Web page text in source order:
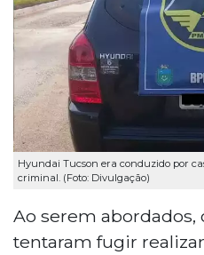
Hyundai Tucson era conduzido por
criminal. (Foto: Divulgação)
Ao serem abordados,
tentaram fugir